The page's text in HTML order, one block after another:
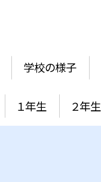
学校の様子
１年生 ２年生